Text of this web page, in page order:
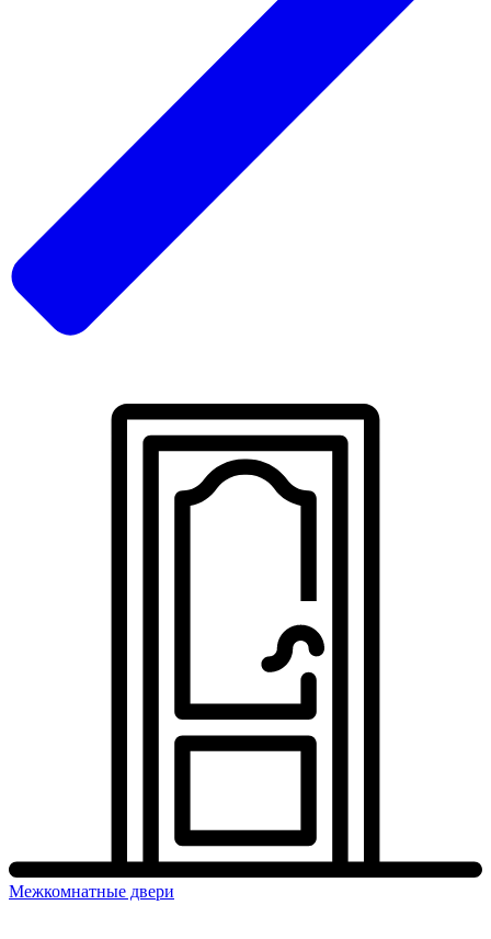
Межкомнатные двери